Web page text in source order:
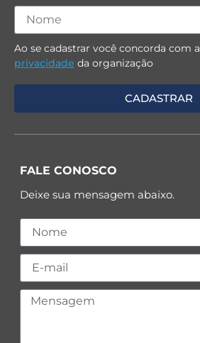
Ao se cadastrar você concorda com a
privacidade da organização
FALE CONOSCO
Deixe sua mensagem abaixo.